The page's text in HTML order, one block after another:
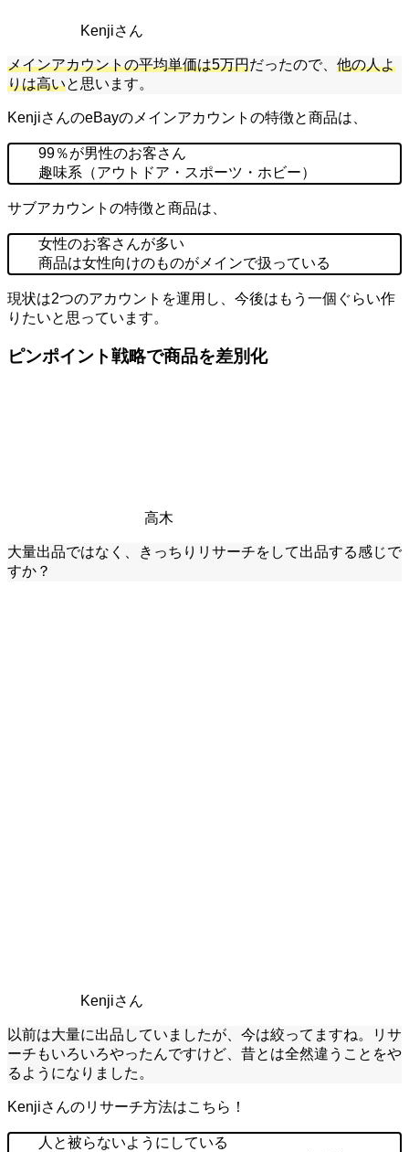
Kenjiさん
メインアカウントの平均単価は5万円だったので、 他の人よ
りは高いと思います。
KenjiさんのeBayのメインアカウントの特徴と商品は、
99％が男性のお客さん
趣味系（アウトドア・スポーツ・ホビー）
サブアカウントの特徴と商品は、
女性のお客さんが多い
商品は女性向けのものがメインで扱っている
現状は2つのアカウントを運用し、今後はもう一個ぐらい作
りたいと思っています。
ピンポイント戦略で商品を差別化
高木
大量出品ではなく、きっちりリサーチをして出品する感じで
すか？
Kenjiさん
以前は大量に出品していましたが、今は絞ってますね。リサ
ーチもいろいろやったんですけど、昔とは全然違うことをや
るようになりました。
Kenjiさんのリサーチ方法はこちら！
人と被らないようにしている